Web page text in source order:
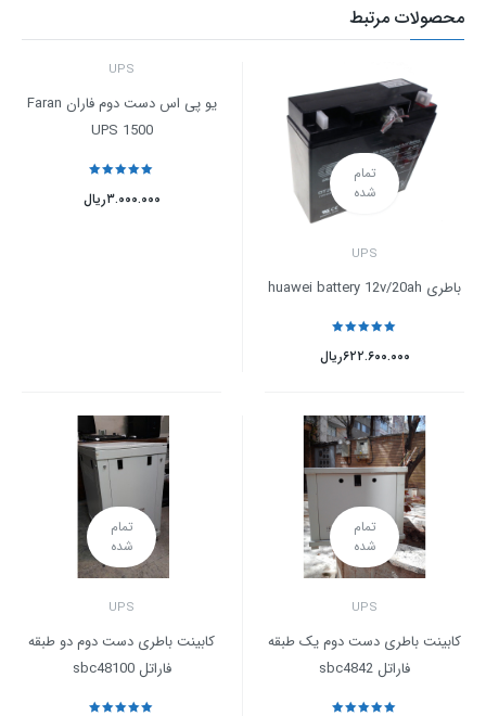
محصولات مرتبط
تمام
شده
UPS
باطری huawei battery 12v/20ah
ریال۶۲۲.۶۰۰.۰۰۰
UPS
یو پی اس دست دوم فاران Faran
UPS 1500
ریال۳.۰۰۰.۰۰۰
تمام
شده
UPS
کابینت باطری دست دوم یک طبقه
فاراتل sbc4842
تمام
شده
UPS
کابینت باطری دست دوم دو طبقه
فاراتل sbc48100